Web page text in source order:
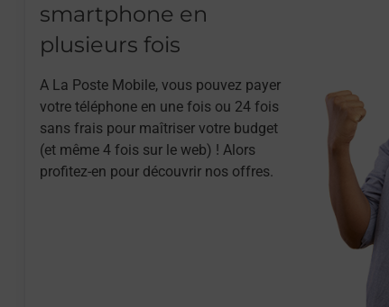
smartphone en
plusieurs fois
A La Poste Mobile, vous pouvez payer
votre téléphone en une fois ou 24 fois
sans frais pour maîtriser votre budget
(et même 4 fois sur le web) ! Alors
profitez-en pour découvrir nos offres.